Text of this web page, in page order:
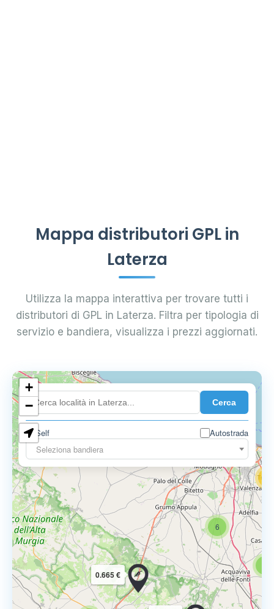
Mappa distributori GPL in
Laterza
Utilizza la mappa interattiva per trovare tutti i
distributori di GPL in Laterza. Filtra per tipologia di
servizio e bandiera, visualizza i prezzi aggiornati.
Cerca
Self
Autostrada
Seleziona bandiera
4
6
0.665 €
+
−